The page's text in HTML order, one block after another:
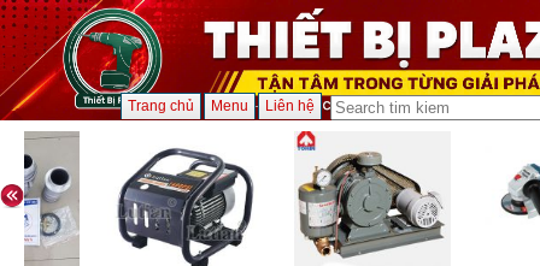
Trang chủ Menu Liên hệ